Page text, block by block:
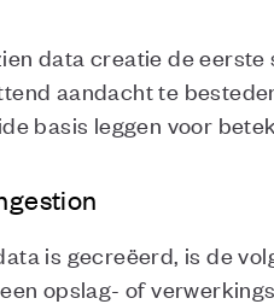
data creatie de
aandacht te
basis leggen voor
is gecreëerd, is de
opslag- of